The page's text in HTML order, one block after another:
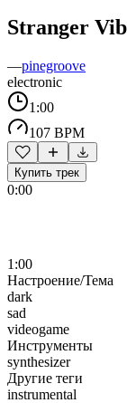
Stranger
—pinegroove
electronic
1:00
107 BPM
Купить трек
0:00
1:00
Настроение/Тема
dark
sad
videogame
Инструменты
synthesizer
Другие теги
instrumental